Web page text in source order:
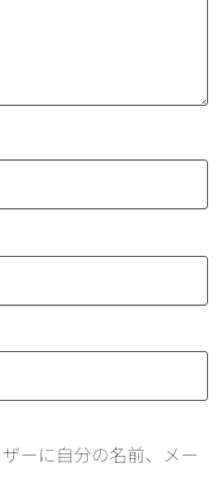
ーに自分の名前、メー